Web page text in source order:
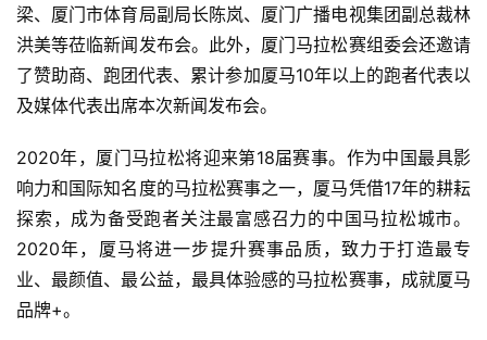
梁、厦门市体育局副局长陈岚、厦门广播电视集团副总裁林
洪美等莅临新闻发布会。此外，厦门马拉松赛组委会还邀请
了赞助商、跑团代表、累计参加厦马10年以上的跑者代表以
及媒体代表出席本次新闻发布会。
2020年，厦门马拉松将迎来第18届赛事。作为中国最具影
响力和国际知名度的马拉松赛事之一，厦马凭借17年的耕耘
探索，成为备受跑者关注最富感召力的中国马拉松城市。
2020年，厦马将进一步提升赛事品质，致力于打造最专
业、最颜值、最公益，最具体验感的马拉松赛事，成就厦马
品牌+。